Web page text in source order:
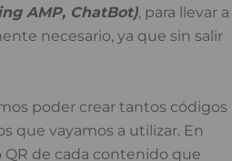
AMP, ChatBot), para llevar a
necesario, ya que sin salir
poder crear tantos códigos
que vayamos a utilizar. En
de cada contenido que